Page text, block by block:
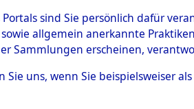
Portals sind Sie persönlich dafür
allgemein anerkannte
Sammlungen erscheinen,
Sie uns, wenn Sie beispielsweiser